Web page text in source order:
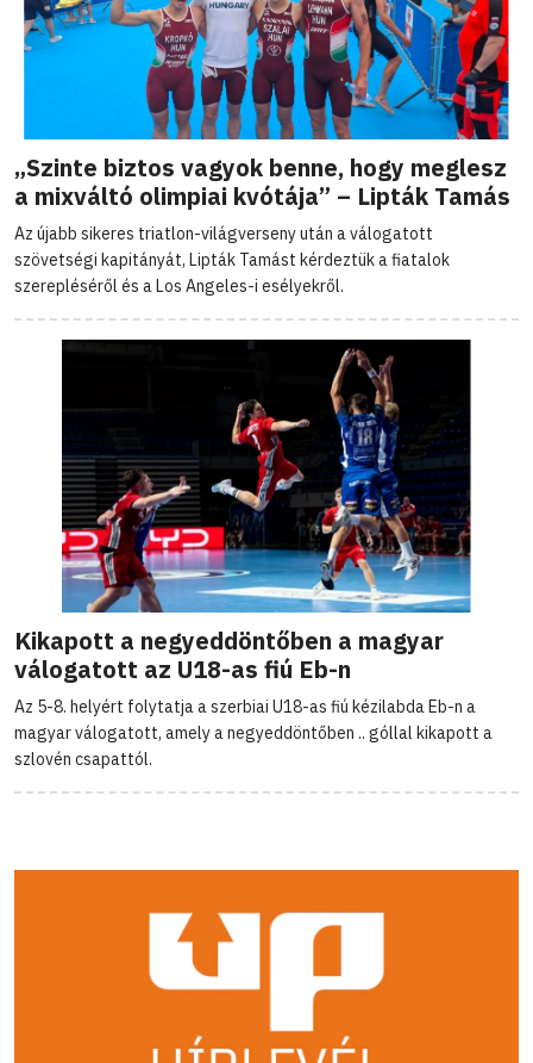
„Szinte biztos vagyok benne, hogy meglesz
a mixváltó olimpiai kvótája” – Lipták Tamás
Az újabb sikeres triatlon-világverseny után a válogatott
szövetségi kapitányát, Lipták Tamást kérdeztük a fiatalok
szerepléséről és a Los Angeles-i esélyekről.
Kikapott a negyeddöntőben a magyar
válogatott az U18-as fiú Eb-n
Az 5-8. helyért folytatja a szerbiai U18-as fiú kézilabda Eb-n a
magyar válogatott, amely a negyeddöntőben .. góllal kikapott a
szlovén csapattól.